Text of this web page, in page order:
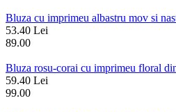
Bluza cu imprimeu albastru mov si
53.40 Lei
89.00
Bluza rosu-corai cu imprimeu floral
59.40 Lei
99.00